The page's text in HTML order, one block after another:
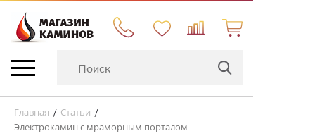
Главная / Статьи /
Электрокамин с мраморным порталом